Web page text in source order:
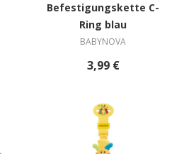
Befestigungskette C-
Ring blau
BABYNOVA
3,99 €